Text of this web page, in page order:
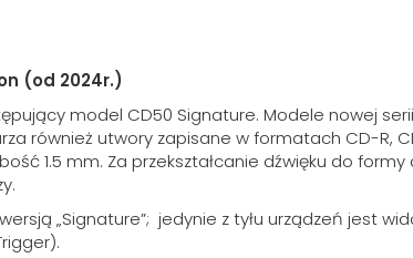
(od 2024r.)
model CD50 Signature. Modele nowej
utwory zapisane w formatach CD-R,
1.5 mm. Za przekształcanie dźwięku do formy
„Signature”; jedynie z tyłu urządzeń jest